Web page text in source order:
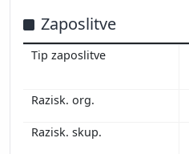
Zaposlitve